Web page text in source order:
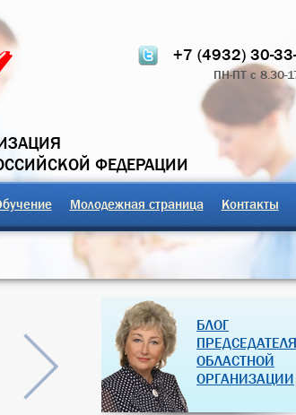
+7 (4932) 30-
ПН-ПТ с 8.30-
ФЕДЕРАЦИИ
Молодежная страница Контакты
ОТКРЫТЫЙ ОТЧЁТ О РАБОТЕ
ОБЛАСТНОГО КОМИТЕТА 2024
07 Дек 2018
(далее…)
БЛОГ
ПРЕДСЕДАТЕЛЯ
ОБЛАСТНОЙ
ОРГАНИЗАЦИИ